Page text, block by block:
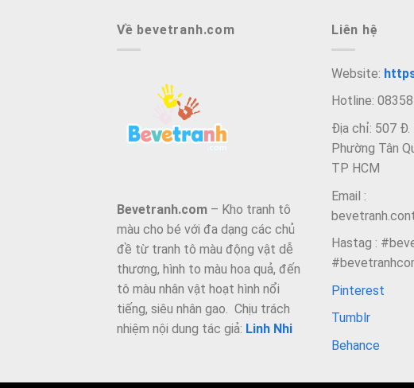
Về bevetranh.com
Bevetranh.com – Kho tranh tô
màu cho bé với đa dạng các chủ
đề từ tranh tô màu động vật dễ
thương, hình to màu hoa quả, đến
tô màu nhân vật hoạt hình nổi
tiếng, siêu nhân gao. Chịu trách
nhiệm nội dung tác giả: Linh Nhi
Liên hệ
Website:
Hotline:
Địa chỉ: 507 Đ.
Phường Tân
TP HCM
Email :
Hastag :
Pinterest
Tumblr
Behance